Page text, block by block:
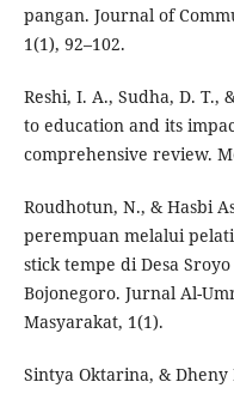
pangan. Journal of
1(1), 92–102.
Reshi, I. A., Sudha, D. T.,
to education and its
comprehensive review.
Roudhotun, N., & Hasbi
perempuan melalui
stick tempe di Desa
Bojonegoro. Jurnal Al-
Masyarakat, 1(1).
Sintya Oktarina, &